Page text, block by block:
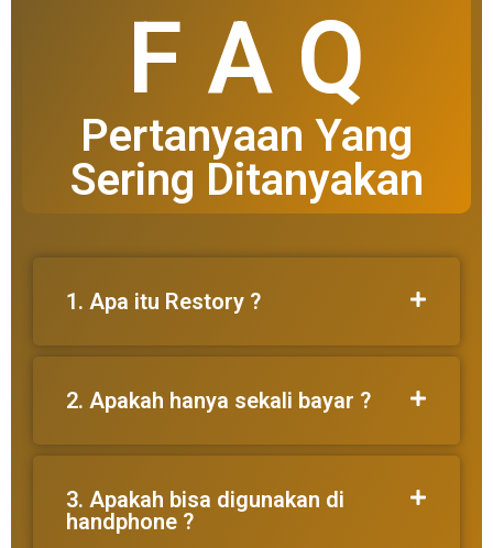
F A Q
Pertanyaan Yang
Sering Ditanyakan
1. Apa itu Restory ?
2. Apakah hanya sekali bayar ?
3. Apakah bisa digunakan di
handphone ?